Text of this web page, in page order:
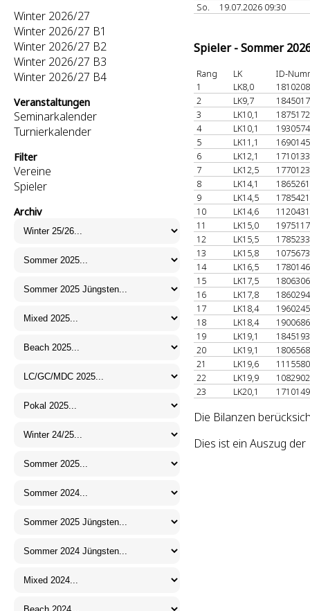
Winter 2026/27
Winter 2026/27 B1
Winter 2026/27 B2
Winter 2026/27 B3
Winter 2026/27 B4
Veranstaltungen
Seminarkalender
Turnierkalender
Filter
Vereine
Spieler
Archiv
So.
19.07.2026 09:30
Spieler - Sommer
Rang LK
ID-
1
LK8,0
2
LK9,7
3
LK10,1
4
LK10,1
5
LK11,1
6
LK12,1
7
LK12,5
8
LK14,1
9
LK14,5
10
LK14,6
11
LK15,0
12
LK15,5
13
LK15,8
14
LK16,5
15
LK17,5
16
LK17,8
17
LK18,4
18
LK18,4
19
LK19,1
20
LK19,1
21
LK19,6
22
LK19,9
23
LK20,1
Die Bilanzen
Dies ist ein Auszug